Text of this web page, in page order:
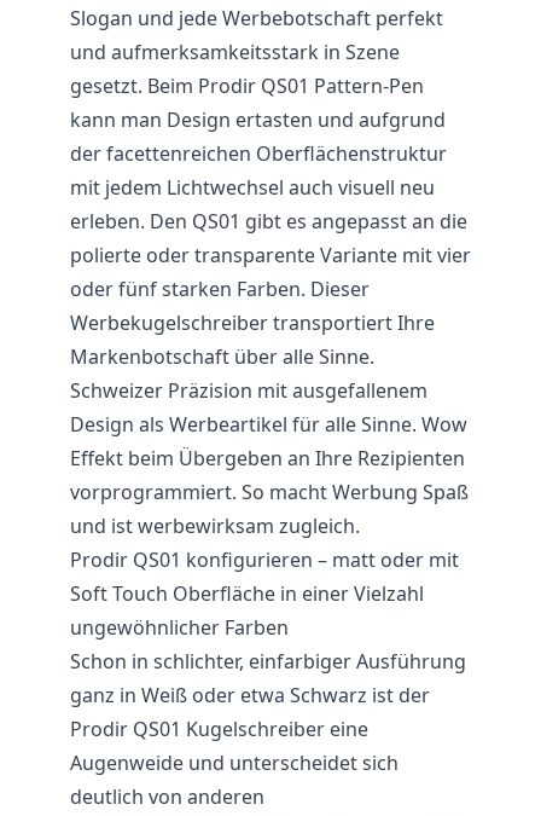
Slogan und jede Werbebotschaft perfekt
und aufmerksamkeitsstark in Szene
gesetzt. Beim Prodir QS01 Pattern-Pen
kann man Design ertasten und aufgrund
der facettenreichen Oberflächenstruktur
mit jedem Lichtwechsel auch visuell neu
erleben. Den QS01 gibt es angepasst an die
polierte oder transparente Variante mit vier
oder fünf starken Farben. Dieser
Werbekugelschreibertransportiert Ihre
Markenbotschaft über alle Sinne.
Schweizer Präzision mit ausgefallenem
Design als Werbeartikel für alle Sinne. Wow
Effekt beim Übergeben an Ihre Rezipienten
vorprogrammiert. So macht Werbung Spaß
und ist werbewirksam zugleich.
Prodir QS01 konfigurieren – matt oder mit
Soft Touch Oberfläche in einer Vielzahl
ungewöhnlicher Farben
Schon in schlichter, einfarbiger Ausführung
ganz in Weiß oder etwa Schwarz ist der
Prodir QS01 Kugelschreiber eine
Augenweide und unterscheidet sich
deutlich von anderen